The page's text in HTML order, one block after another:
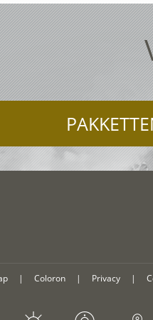
| Coloron | Privacy |